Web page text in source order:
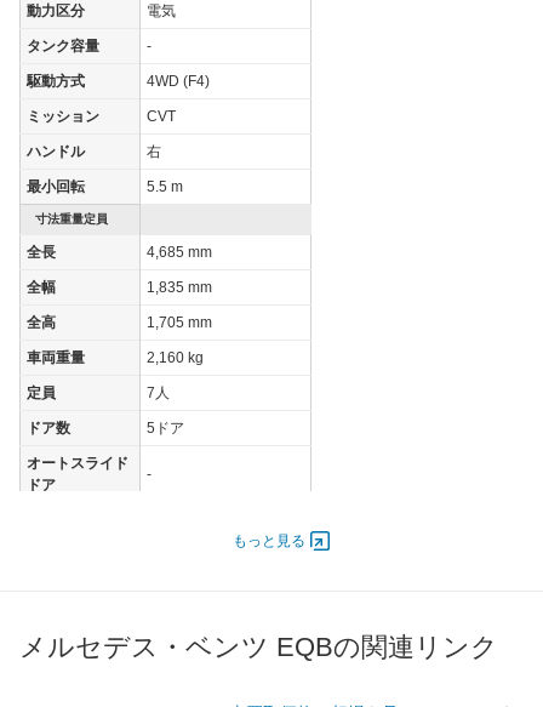
動力区分 電気
タンク容量 -
駆動方式 4WD (F4)
ミッション CVT
ハンドル 右
最小回転 5.5 m
寸法重量定員
全長 4,685 mm
全幅 1,835 mm
全高 1,705 mm
車両重量 2,160 kg
定員 7人
ドア数 5ドア
オートスライド
ドア
-
タイヤ
もっと見る
メルセデス・ベンツ EQBの関連リンク